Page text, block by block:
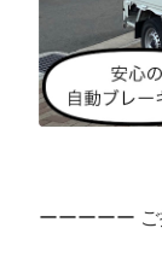
ーーーーー